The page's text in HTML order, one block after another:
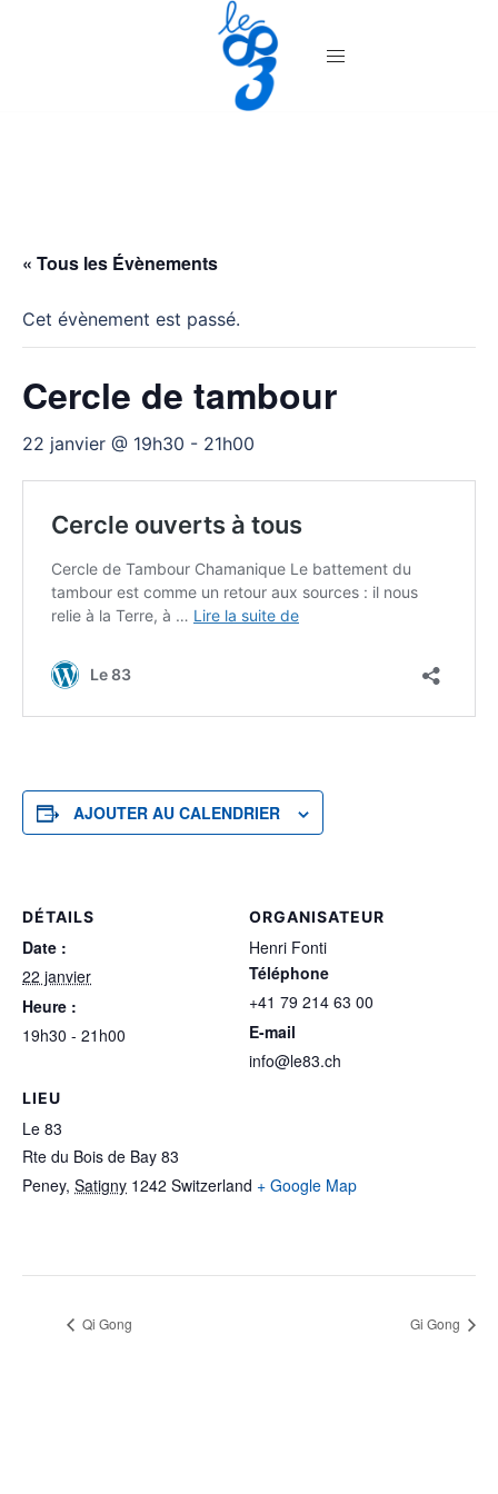
« Tous les Évènements
Cet évènement est passé.
Cercle de tambour
22 janvier @ 19h30 - 21h00
AJOUTER AU CALENDRIER
DÉTAILS
Date :
22 janvier
Heure :
19h30 - 21h00
LIEU
Le 83
Rte du Bois de Bay 83
Peney, Satigny 1242 Switzerland + Google Map
ORGANISATEUR
Henri Fonti
Téléphone
+41 79 214 63 00
E-mail
info@le83.ch
Qi Gong Gi Gong